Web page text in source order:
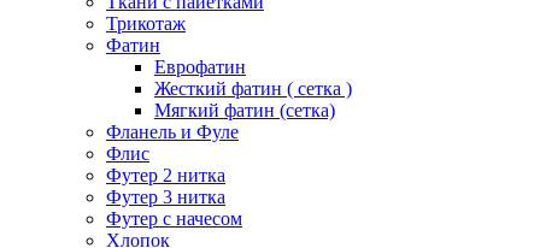
Трикотаж
Фатин
Еврофатин
Жесткий фатин ( сетка )
Мягкий фатин (сетка)
Фланель и Фуле
Флис
Футер 2 нитка
Футер 3 нитка
Футер с начесом
Хлопок